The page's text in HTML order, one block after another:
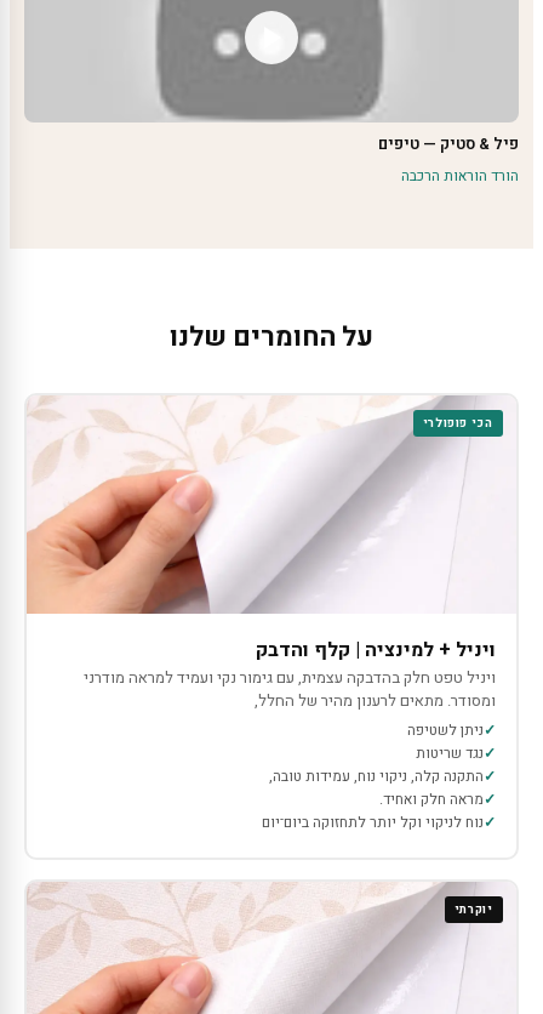
פיל & סטיק — טיפים
הורד הוראות הרכבה
על החומרים שלנו
הכי פופולרי
ויניל + למינציה | קלף והדבק
ויניל טפט חלק בהדבקה עצמית, עם גימור נקי ועמיד למראה מודרני
ומסודר. מתאים לרענון מהיר של החלל,
ניתן לשטיפה
נגד שריטות
התקנה קלה, ניקוי נוח, עמידות טובה,
מראה חלק ואחיד.
נוח לניקוי וקל יותר לתחזוקה ביום־יום
יוקרתי